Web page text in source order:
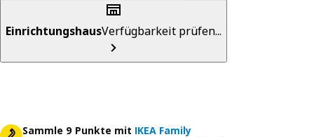
EinrichtungshausVerfügbarkeit prüfen...
Sammle 9 Punkte mit IKEA Family